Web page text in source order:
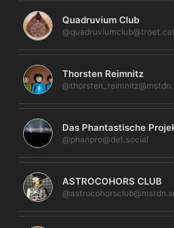
Quadruvium Club
Thorsten Reimnitz
Das Phantastische
@phanpro@det.social
ASTROCOHORS CLUB